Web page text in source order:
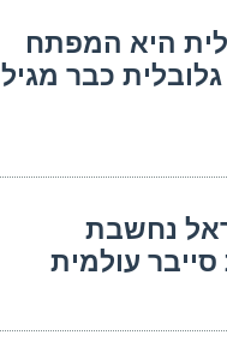
היא המפתח
כבר מגיל
נחשבת
עולמית